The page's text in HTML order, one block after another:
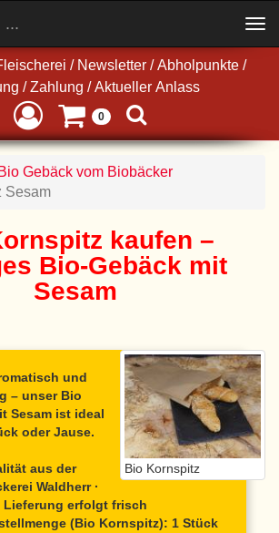
/ Newsletter / Abholpunkte /
/ Zahlung / Aktueller Anlass
0
...
navigation
Bio Gebäck vom Biobäcker
Sesam
kaufen –
Bio-Gebäck mit
Sesam
Bio Kornspitz
und
– unser Bio
Sesam ist ideal
oder Jause.
aus der
Waldherr ·
Lieferung erfolgt frisch
(Bio Kornspitz): 1 Stück